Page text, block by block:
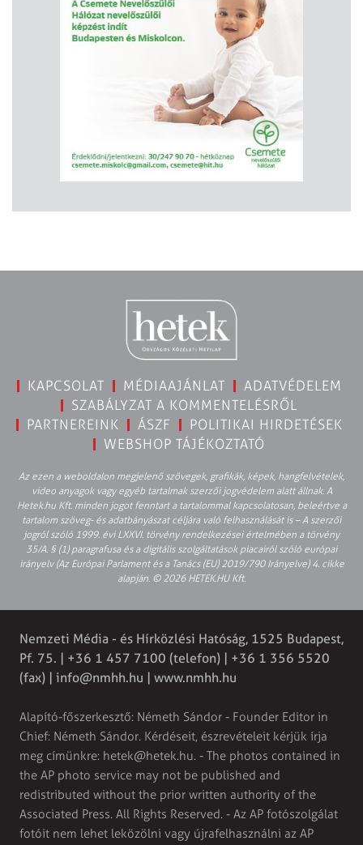
KAPCSOLAT MÉDIAAJÁNLAT
ADATVÉDELEM
SZABÁLYZAT A KOMMENTELÉSRŐL
PARTNEREINK
ÁSZF
POLITIKAI HIRDETÉSEK
WEBSHOP TÁJÉKOZTATÓ
Az ezen a weboldalon megjelenő szövegek, grafikák, képek, hangfelvételek,
video anyagok vagy egyéb tartalmak szerzői jogvédelem alatt állnak. A
Hetek.hu Kft. minden jogot fenntart a tartalommal kapcsolatosan, beleértve a
tartalom szöveg- és adatbányászat céljára való felhasználását is – A szerzői
jogról szóló 1999. évi LXXVI. törvény rendelkezései értelmében a törvény
35/A. § (1) paragrafusa és a digitális szolgáltatások piacairól szóló európai
irányelv (Az Európai Parlament és a Tanács (EU) 2019/790 Irányelve) 4. cikke
alapján. © 2026 HETEK.HU Kft.
Nemzeti Média - és Hírközlési Hatóság, 1525 Budapest,
Pf. 75. | +36 1 457 7100 (telefon) | +36 1 356 5520
(fax) | info@nmhh.hu | www.nmhh.hu
Alapító-főszerkesztő: Németh Sándor - Founder Editor in
Chief: Németh Sándor. Kérdéseit, észrevételeit kérjük írja
meg címünkre: hetek@hetek.hu. - The photos contained in
the AP photo service may not be published and
redistributed without the prior written authority of the
Associated Press. All Rights Reserved. - Az AP fotószolgálat
fotóit nem lehet leközölni vagy újrafelhasználni az AP